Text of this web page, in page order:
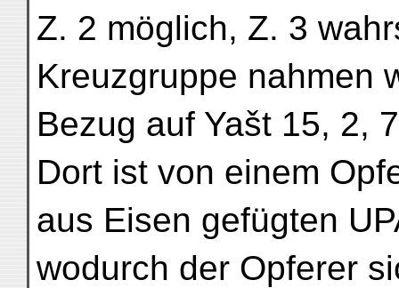
Z. 2 möglich, Z. 3
Kreuzgruppe nahmen
Bezug auf Yašt 15, 2,
Dort ist von einem
aus Eisen gefügten
wodurch der Opferer